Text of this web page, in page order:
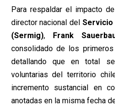
Para respaldar el impacto
director nacional del Servicio
(Sermig), Frank
consolidado de los
detallando que en total
voluntarias del territorio
incremento sustancial en
anotadas en la misma fecha